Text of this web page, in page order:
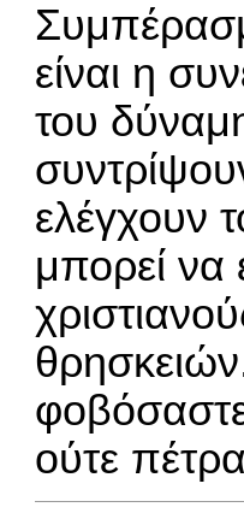
είναι η
του
ελέγχουν
μπορεί να
φοβόσαστε
ούτε